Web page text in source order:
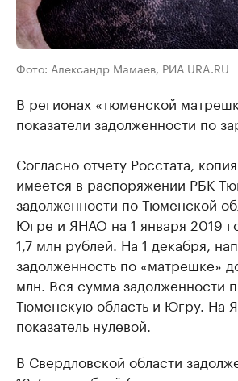
Фото: Александр Мамаев, РИА URA.RU
В регионах «тюменской
показатели задолженности по
Согласно отчету Росстата,
имеется в распоряжении РБК
задолженности по Тюменской
Югре и ЯНАО на 1 января 2019
1,7 млн рублей. На 1 декабря,
задолженность по «матрешке»
млн. Вся сумма задолженности
Тюменскую область и Югру. На
показатель нулевой.
В Свердловской области